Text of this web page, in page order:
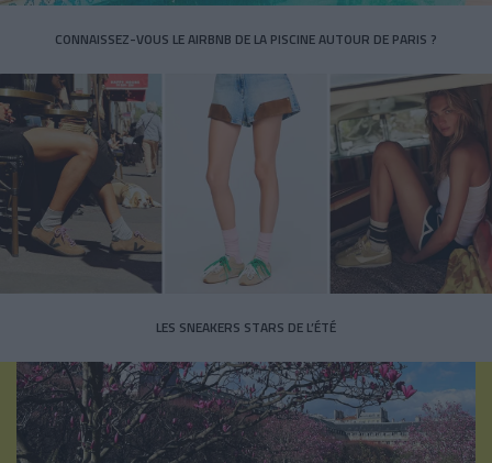
CONNAISSEZ-VOUS LE AIRBNB DE LA PISCINE AUTOUR DE PARIS ?
LES SNEAKERS STARS DE L’ÉTÉ